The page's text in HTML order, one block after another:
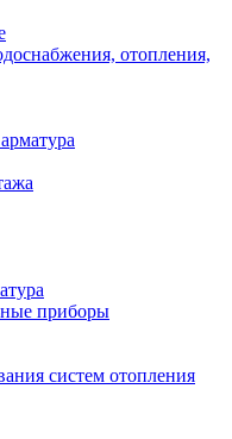
отопления,
приборы
систем отопления